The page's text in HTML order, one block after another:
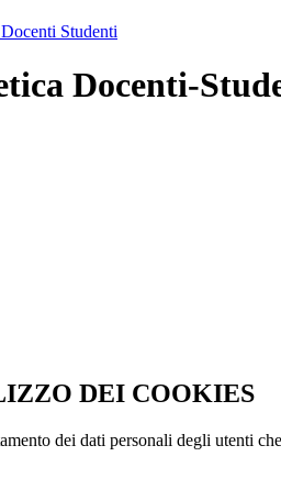
Studenti
Docenti-
DEI COOKIES
dei dati personali degli utenti